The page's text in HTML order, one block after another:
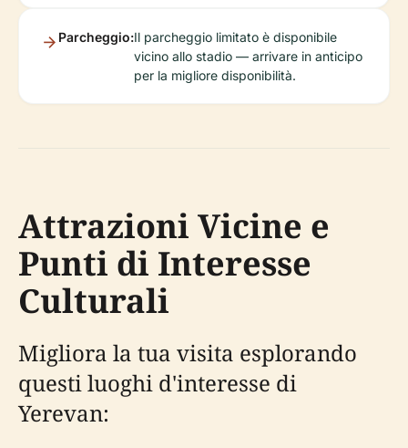
Parcheggio:Il parcheggio limitato è disponibile
vicino allo stadio — arrivare in anticipo
per la migliore disponibilità.
Attrazioni Vicine e
Punti di Interesse
Culturali
Migliora la tua visita esplorando
questi luoghi d'interesse di
Yerevan: